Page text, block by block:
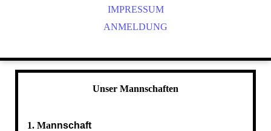
IMPRESSUM
ANMELDUNG
Unser Mannschaften
1. Mannschaft